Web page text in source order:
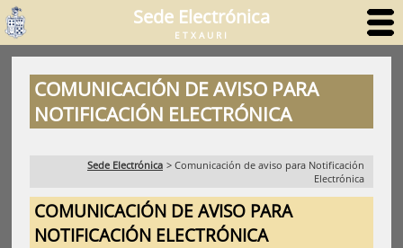
Sede Electrónica
ETXAURI
COMUNICACIÓN DE AVISO PARA
NOTIFICACIÓN ELECTRÓNICA
Sede Electrónica > Comunicación de aviso para Notificación
Electrónica
COMUNICACIÓN DE AVISO PARA
NOTIFICACIÓN ELECTRÓNICA